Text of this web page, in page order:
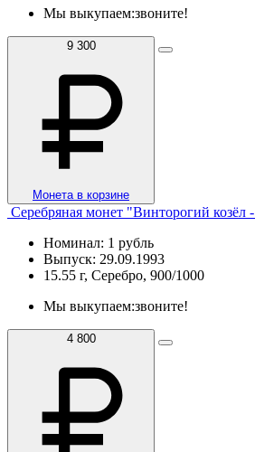
Мы выкупаем:звоните!
9 300
Монета в корзине
Серебряная монет "Винторогий козёл
Номинал: 1 рубль
Выпуск: 29.09.1993
15.55 г, Серебро, 900/1000
Мы выкупаем:звоните!
4 800